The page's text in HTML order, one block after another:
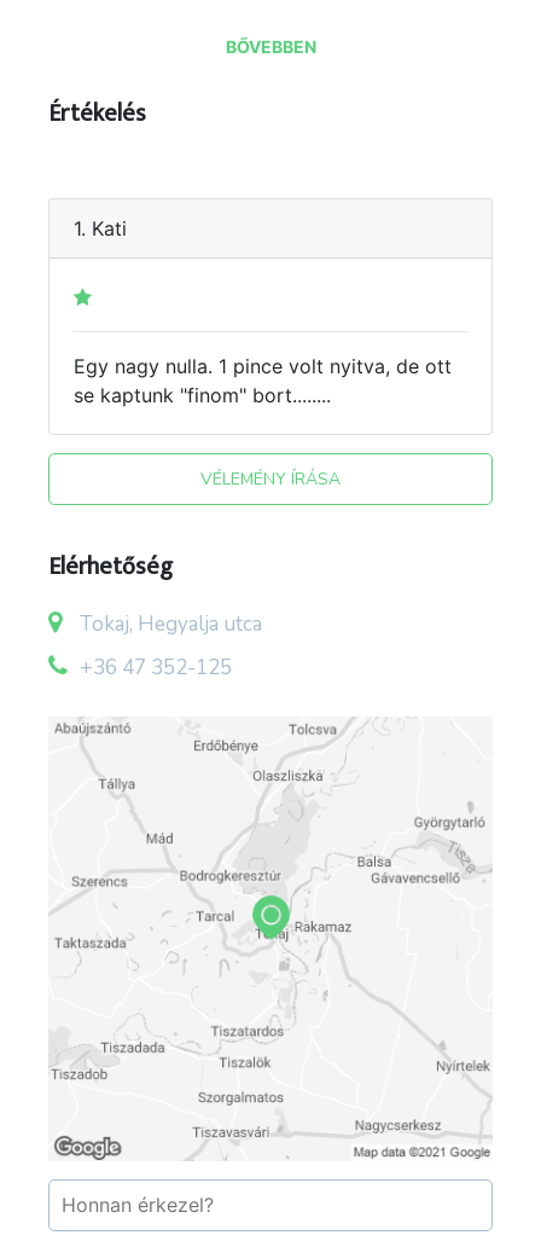
kép forrás: TTHE ;
BŐVEBBEN
Értékelés
1. Kati
Egy nagy nulla. 1 pince volt nyitva, de ott
se kaptunk "finom" bort........
VÉLEMÉNY ÍRÁSA
Elérhetőség
Tokaj, Hegyalja utca
+36 47 352-125